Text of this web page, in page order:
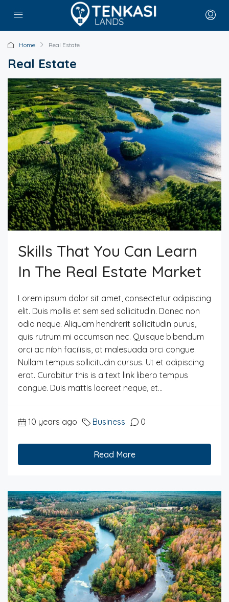
Home Real Estate
Real Estate
Skills That You Can Learn
In The Real Estate Market
Lorem ipsum dolor sit amet, consectetur adipiscing
elit. Duis mollis et sem sed sollicitudin. Donec non
odio neque. Aliquam hendrerit sollicitudin purus,
quis rutrum mi accumsan nec. Quisque bibendum
orci ac nibh facilisis, at malesuada orci congue.
Nullam tempus sollicitudin cursus. Ut et adipiscing
erat. Curabitur this is a text link libero tempus
congue. Duis mattis laoreet neque, et...
10 years ago Business 0
Read More